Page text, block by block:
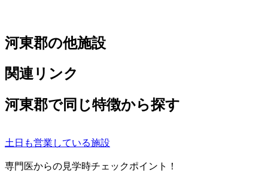
河東郡の他施設
関連リンク
河東郡で同じ特徴から探す
土日も営業している施設
専門医からの見学時チェックポイント！